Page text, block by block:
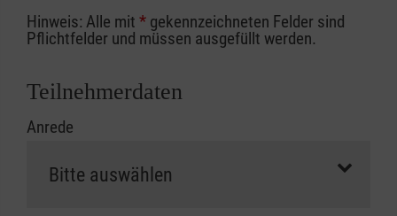
Sofern Sie ein Kostenübernahmeverfahren
Ihrer Berufsgenossenschaft / Unfallkasse
Abrechnungsunterlagen spätestens zu
erfolgt eine Abrechnung der vollen Kursgebühr
Die notwendigen Formulare für die
Hinweis: Alle mit * gekennzeichneten Felder sind
Pflichtfelder und müssen ausgefüllt werden.
Teilnehmerdaten
Anrede